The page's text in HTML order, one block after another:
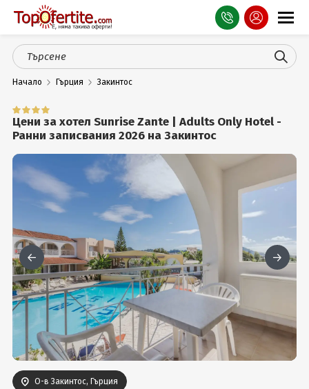
Оферти
СПА
Планина
Чужбина
Празници
Турция
Гърция
Услуги
Вход
Начало Гърция Закинтос
Цени за хотел Sunrise Zante | Adults Only Hotel -
Ранни записвания 2026 на Закинтос
О-в Закинтос, Гърция